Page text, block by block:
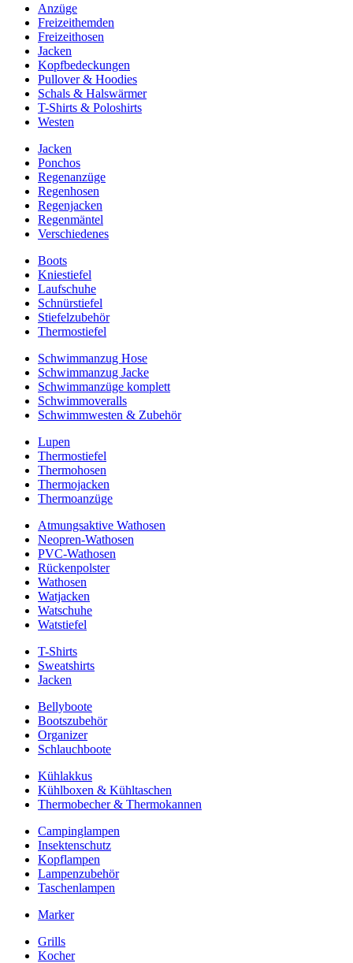
Anzüge
Freizeithemden
Freizeithosen
Jacken
Kopfbedeckungen
Pullover & Hoodies
Schals & Halswärmer
T-Shirts & Poloshirts
Westen
Jacken
Ponchos
Regenanzüge
Regenhosen
Regenjacken
Regenmäntel
Verschiedenes
Boots
Kniestiefel
Laufschuhe
Schnürstiefel
Stiefelzubehör
Thermostiefel
Schwimmanzug Hose
Schwimmanzug Jacke
Schwimmanzüge komplett
Schwimmoveralls
Schwimmwesten & Zubehör
Lupen
Thermostiefel
Thermohosen
Thermojacken
Thermoanzüge
Atmungsaktive Wathosen
Neopren-Wathosen
PVC-Wathosen
Rückenpolster
Wathosen
Watjacken
Watschuhe
Watstiefel
T-Shirts
Sweatshirts
Jacken
Bellyboote
Bootszubehör
Organizer
Schlauchboote
Kühlakkus
Kühlboxen & Kühltaschen
Thermobecher & Thermokannen
Campinglampen
Insektenschutz
Kopflampen
Lampenzubehör
Taschenlampen
Marker
Grills
Kocher